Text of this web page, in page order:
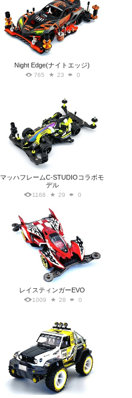
Night Edge(ナイトエッジ)
765 23 0
マッハフレームC-STUDIOコラボモ
デル
1168 29 0
レイスティンガーEVO
1009 28 0